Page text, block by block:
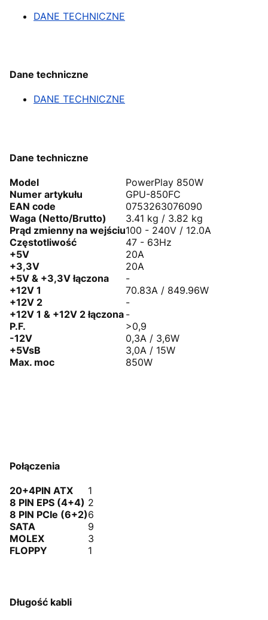
DANE TECHNICZNE
Dane techniczne
DANE TECHNICZNE
Dane techniczne
Model
PowerPlay 850W
Numer artykułu
GPU-850FC
EAN code
0753263076090
Waga (Netto/Brutto)
3.41 kg / 3.82 kg
Prąd zmienny na wejściu100 - 240V / 12.0A
Częstotliwość
47 - 63Hz
+5V
20A
+3,3V
20A
+5V & +3,3V łączona
-
+12V 1
70.83A / 849.96W
+12V 2
-
+12V 1 & +12V 2 łączona -
P.F.
>0,9
-12V
0,3A / 3,6W
+5VsB
3,0A / 15W
Max. moc
850W
Połączenia
20+4PIN ATX
1
8 PIN EPS (4+4) 2
8 PIN PCIe (6+2)6
SATA
9
MOLEX
3
FLOPPY
1
Długość kabli